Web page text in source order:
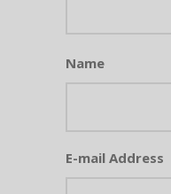
Name
E-mail Address